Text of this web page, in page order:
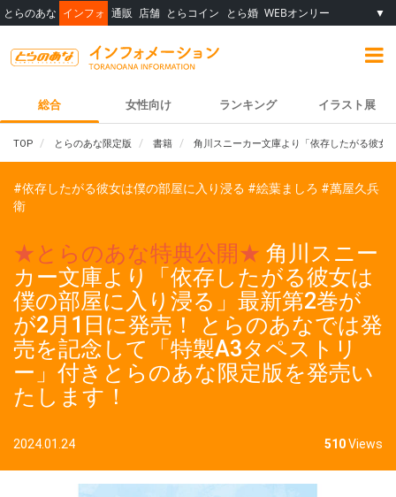
とらのあな インフォ 通販 店舗 とらコイン とら婚 WEBオンリー ▼
総合 女性向け ランキング イラスト展
TOP とらのあな限定版 書籍 角川スニーカー文庫より「依存したがる彼女
#依存したがる彼女は僕の部屋に入り浸る #絵葉ましろ #萬屋久兵
衛
★とらのあな特典公開★ 角川スニー
カー文庫より「依存したがる彼女は
僕の部屋に入り浸る」最新第2巻が
が2月1日に発売！ とらのあなでは発
売を記念して「特製A3タペストリ
ー」付きとらのあな限定版を発売い
たします！
2024.01.24 510Views